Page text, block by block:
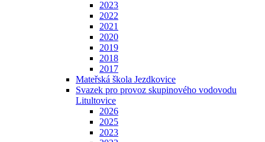
2023
2022
2021
2020
2019
2018
2017
Mateřská škola Jezdkovice
Svazek pro provoz skupinového vodovodu
Litultovice
2026
2025
2023